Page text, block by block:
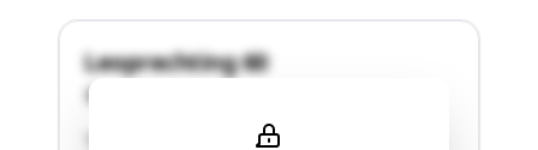
Leoprechting 60
"Die Liegenschaft befindet sich in der Gemeinde